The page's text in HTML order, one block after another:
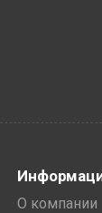
О компании